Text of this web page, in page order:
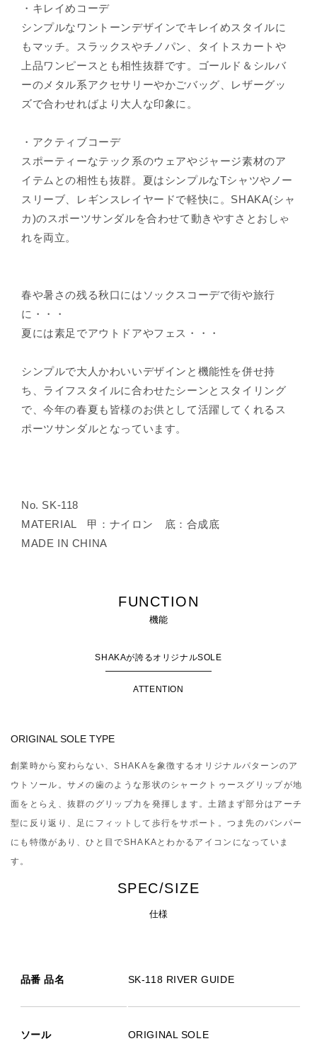
・キレイめコーデ
シンプルなワントーンデザインでキレイめスタイルに
もマッチ。スラックスやチノパン、タイトスカートや
上品ワンピースとも相性抜群です。ゴールド＆シルバ
ーのメタル系アクセサリーやかごバッグ、レザーグッ
ズで合わせればより大人な印象に。
・アクティブコーデ
スポーティーなテック系のウェアやジャージ素材のア
イテムとの相性も抜群。夏はシンプルなTシャツやノー
スリーブ、レギンスレイヤードで軽快に。SHAKA(シャ
カ)のスポーツサンダルを合わせて動きやすさとおしゃ
れを両立。
春や暑さの残る秋口にはソックスコーデで街や旅行
に・・・
夏には素足でアウトドアやフェス・・・
シンプルで大人かわいいデザインと機能性を併せ持
ち、ライフスタイルに合わせたシーンとスタイリング
で、今年の春夏も皆様のお供として活躍してくれるス
ポーツサンダルとなっています。
No. SK-118
MATERIAL 甲：ナイロン 底：合成底
MADE IN CHINA
FUNCTION
機能
SHAKAが誇るオリジナルSOLE
ATTENTION
ORIGINAL SOLE TYPE
創業時から変わらない、SHAKAを象徴するオリジナルパターンのア
ウトソール。サメの歯のような形状のシャークトゥースグリップが地
面をとらえ、抜群のグリップ力を発揮します。土踏まず部分はアーチ
型に反り返り、足にフィットして歩行をサポート。つま先のバンパー
にも特徴があり、ひと目でSHAKAとわかるアイコンになっていま
す。
SPEC/SIZE
仕様
品番 品名 SK-118 RIVER GUIDE
ソール ORIGINAL SOLE